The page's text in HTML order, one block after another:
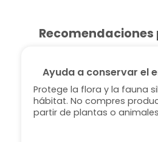
Ayuda a conservar el
Protege la flora y la fauna
hábitat. No compres
partir de plantas o